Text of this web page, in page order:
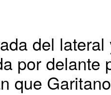
del
por delante
que